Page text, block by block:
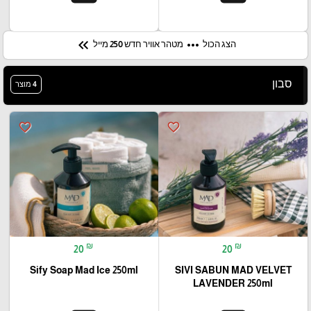
הצג הכול more_horiz מטהר אוויר חדש 250 מייל keyboard_double_arrow_left
סבון 4 מוצר
favorite_border
20 ₪
SIVI SABUN MAD VELVET
LAVENDER 250ml
favorite_border
20 ₪
Sify Soap Mad Ice 250ml